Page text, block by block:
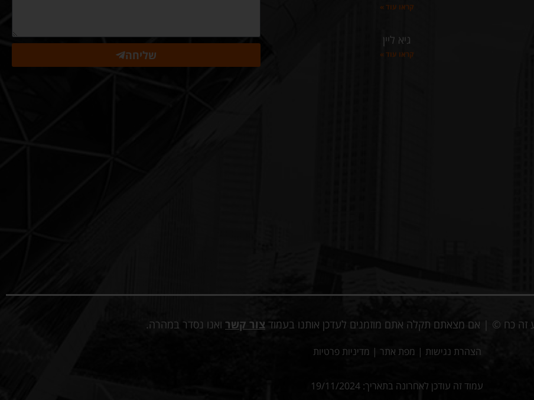
קראו עוד »
גיא ליין
קראו עוד » שליחה
זה כח © | אם מצאתם תקלה אתם מוזמנים לעדכן אותנו בעמוד צור קשר ואנו נסדר במהרה.
הצהרת נגישות | מפת אתר | מדיניות פרטיות
עמוד זה עודכן לאחרונה בתאריך: 19/11/2024